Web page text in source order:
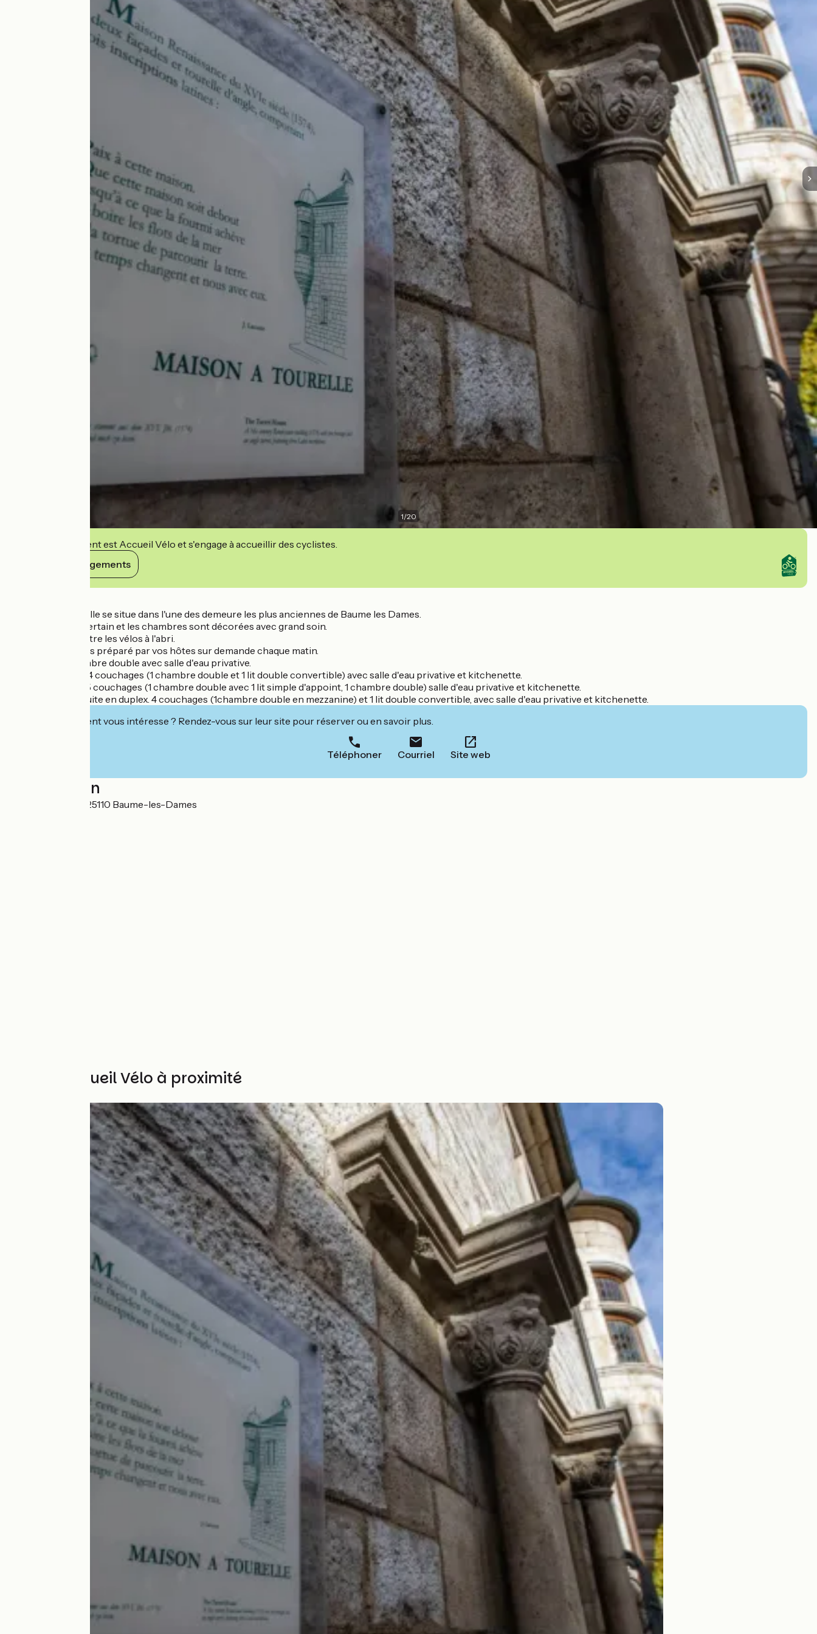
1/20
Cet établissement est Accueil Vélo et s'engage à accueillir des cyclistes.
Voir ses engagements
Le gîte de la Tourelle se situe dans l'une des demeure les plus anciennes de Baume les Dames.
Son charme est certain et les chambres sont décorées avec grand soin.
Possibilité de mettre les vélos à l'abri.
Petit déjeuner frais préparé par vos hôtes sur demande chaque matin.
Suite Dufay : chambre double avec salle d'eau privative.
Suite Hirondelle : 4 couchages (1 chambre double et 1 lit double convertible) avec salle d'eau privative et kitchenette.
Suite Tourelle : 4/5 couchages (1 chambre double avec 1 lit simple d'appoint, 1 chambre double) salle d'eau privative et kitchenette.
Suite Canopée : suite en duplex. 4 couchages (1chambre double en mezzanine) et 1 lit double convertible, avec salle d'eau privative et kitchenette.
Cet établissement vous intéresse ? Rendez-vous sur leur site pour réserver ou en savoir plus.
Téléphoner Courriel Site web
Localisation
10 Place de la Loi 25110 Baume-les-Dames
Autres Accueil Vélo à proximité